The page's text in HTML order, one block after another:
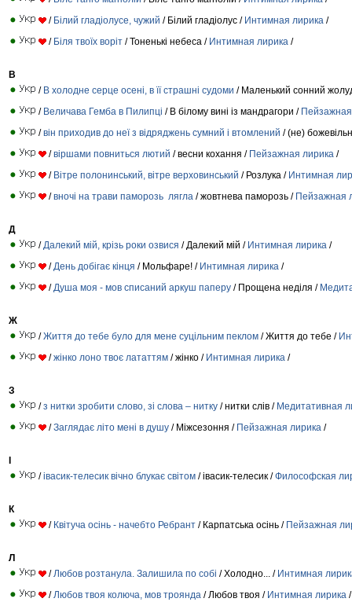
/ Білий гладіолусе, чужий / Білий гладіолус / Интимная лирика /
/ Біля твоїх воріт / Тоненькі небеса / Интимная лирика /
В
/ В холодне серце осені, в її страшні судоми / Маленький сонний
/ Величава Гемба в Пилипці / В білому вині із мандрагори /
/він приходив до неї з відряджень сумний і втомлений / (не)
/віршами повниться лютий / весни кохання / Пейзажная лирика /
/ Вітре полонинський, вітре верховинський / Розлука / Интимная
/вночі на трави паморозь лягла / жовтнева паморозь / Пейзажная
Д
/ Далекий мій, крізь роки озвися / Далекий мій / Интимная лирика /
/ День добігає кінця / Мольфаре! / Интимная лирика /
/ Душа моя - мов списаний аркуш паперу / Прощена неділя /
Ж
/Життя до тебе було для мене суцільним пеклом / Життя до тебе /
/жінко лоно твоє лататтям / жінко / Интимная лирика /
З
/з нитки зробити слово, зі слова – нитку / нитки слів / Медитативная
/Заглядає літо мені в душу / Міжсезоння / Пейзажная лирика /
І
/івасик-телесик вічно блукає світом / івасик-телесик /Философская
К
/ Квітуча осінь - начебто Ребрант / Карпатська осінь / Пейзажная
Л
/ Любов розтанула. Залишила по собі / Холодно... / Интимная
/ Любов твоя колюча, мов троянда / Любов твоя / Интимная лирика /